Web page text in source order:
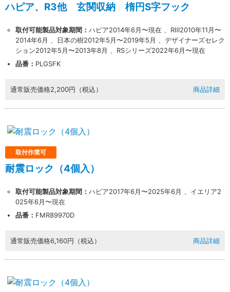
ハピア、R3他 玄関収納 楕円S字フック
取付可能製品対象期間： ハピア2014年6月〜現在 、RⅢ2010年11月〜
2014年6月 、日本の樹2012年5月〜2019年5月 、デザイナーズセレク
ション2012年5月〜2013年8月 、RSシリーズ2022年6月〜現在
品番： PLGSFK
通常販売価格2,200円（税込） 商品詳細
取付作業可
耐震ロック（4個入）
取付可能製品対象期間： ハピア2017年6月〜2025年6月 、イエリア2
025年6月〜現在
品番： FMR89970D
通常販売価格6,160円（税込） 商品詳細